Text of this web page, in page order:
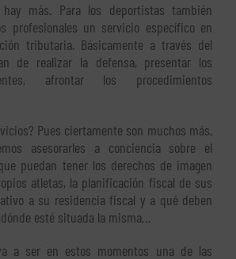
más. Para los deportistas también
profesionales un servicio específico en
tributaria. Básicamente a través del
de realizar la defensa, presentar los
afrontar los procedimientos
Pues ciertamente son muchos más.
asesorarles a conciencia sobre el
puedan tener los derechos de imagen
atletas, la planificación fiscal de sus
a su residencia fiscal y a qué deben
esté situada la misma…
a ser en estos momentos una de las